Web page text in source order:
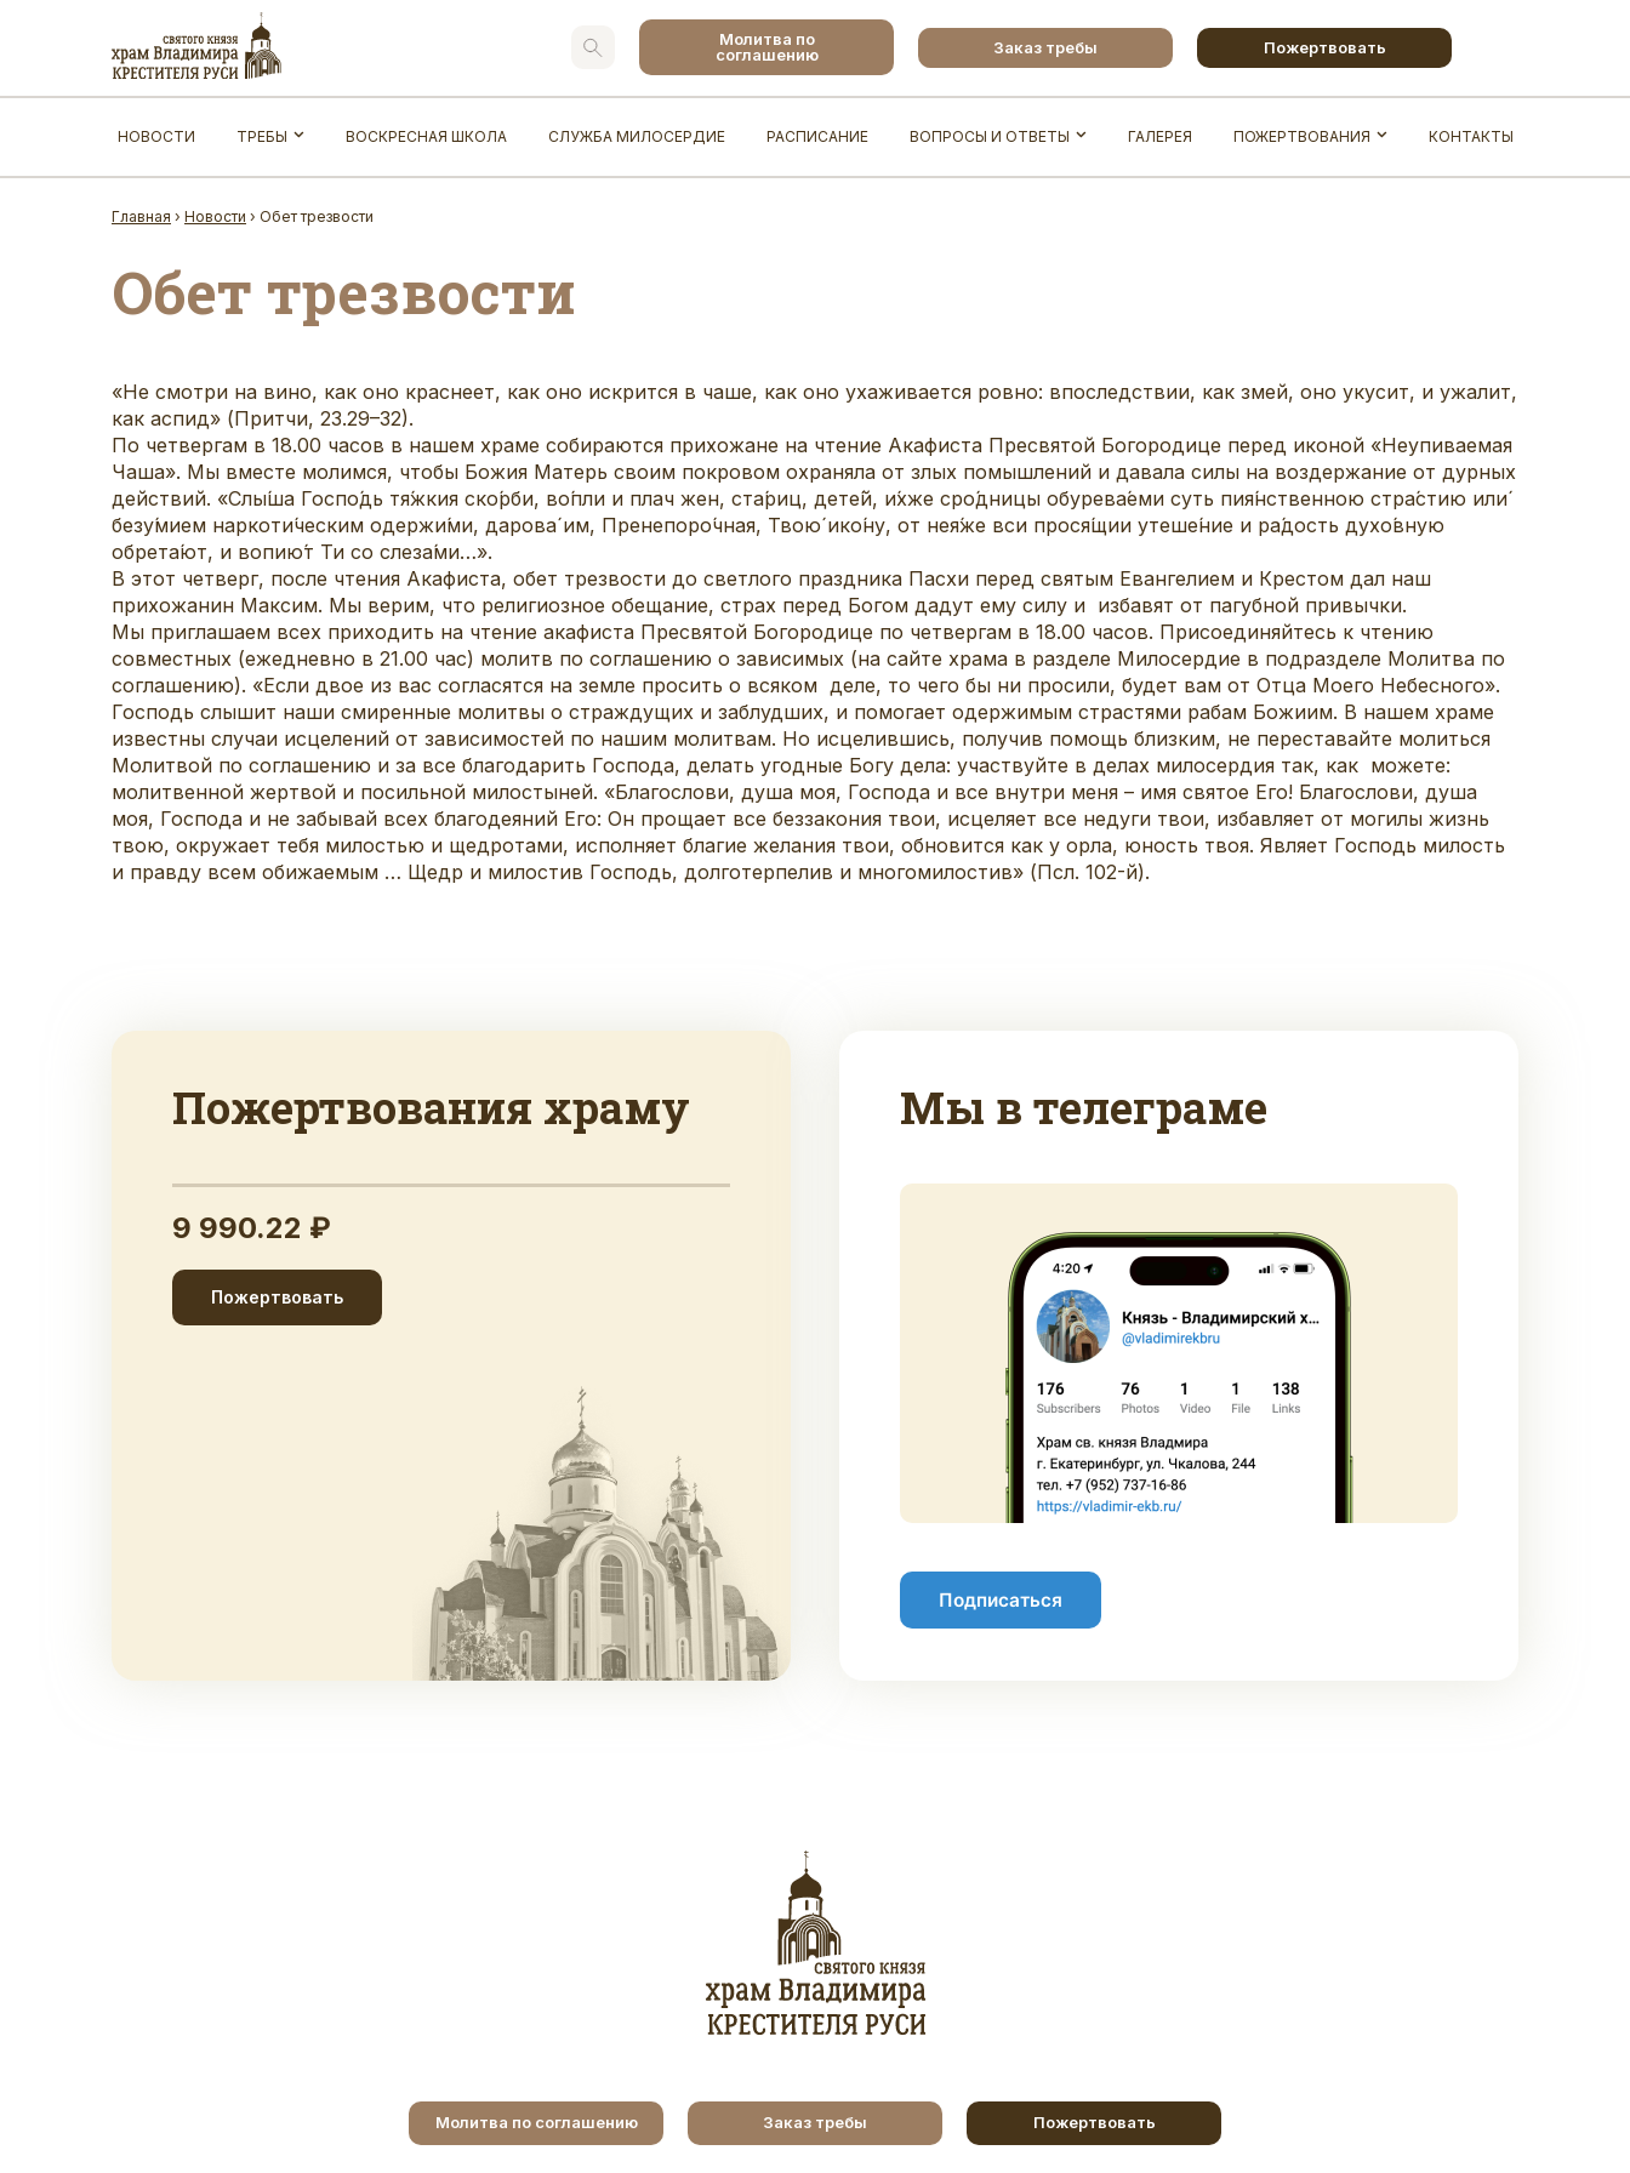
Молитва по
соглашению
Заказ требы Пожертвовать
НОВОСТИ ТРЕБЫ ВОСКРЕСНАЯ ШКОЛА СЛУЖБА МИЛОСЕРДИЕ РАСПИСАНИЕ ВОПРОСЫ И ОТВЕТЫ ГАЛЕРЕЯ ПОЖЕРТВОВАНИЯ КОНТАКТЫ
Главная › Новости › Обет трезвости
Обет трезвости
«Не смотри на вино, как оно краснеет, как оно искрится в чаше, как оно ухаживается ровно: впоследствии, как змей, оно укусит, и ужалит,
как аспид» (Притчи, 23.29–32).
По четвергам в 18.00 часов в нашем храме собираются прихожане на чтение Акафиста Пресвятой Богородице перед иконой «Неупиваемая
Чаша». Мы вместе молимся, чтобы Божия Матерь своим покровом охраняла от злых помышлений и давала силы на воздержание от дурных
действий. «Слы́ша Госпо́дь тя́жкия ско́рби, во́пли и плач жен, ста́риц, дете́й, и́хже сро́дницы обурева́еми суть пия́нственною стра́стию или́
безу́мием наркоти́ческим одержи́ми, дарова́ им, Пренепоро́чная, Твою́ ико́ну, от нея́же вси прося́щии утеше́ние и ра́дость духо́вную
обрета́ют, и вопию́т Ти со слеза́ми…».
В этот четверг, после чтения Акафиста, обет трезвости до светлого праздника Пасхи перед святым Евангелием и Крестом дал наш
прихожанин Максим. Мы верим, что религиозное обещание, страх перед Богом дадут ему силу и избавят от пагубной привычки.
Мы приглашаем всех приходить на чтение акафиста Пресвятой Богородице по четвергам в 18.00 часов. Присоединяйтесь к чтению
совместных (ежедневно в 21.00 час) молитв по соглашению о зависимых (на сайте храма в разделе Милосердие в подразделе Молитва по
соглашению). «Если двое из вас согласятся на земле просить о всяком деле, то чего бы ни просили, будет вам от Отца Моего Небесного».
Господь слышит наши смиренные молитвы о страждущих и заблудших, и помогает одержимым страстями рабам Божиим. В нашем храме
известны случаи исцелений от зависимостей по нашим молитвам. Но исцелившись, получив помощь близким, не переставайте молиться
Молитвой по соглашению и за все благодарить Господа, делать угодные Богу дела: участвуйте в делах милосердия так, как можете:
молитвенной жертвой и посильной милостыней. «Благослови, душа моя, Господа и все внутри меня – имя святое Его! Благослови, душа
моя, Господа и не забывай всех благодеяний Его: Он прощает все беззакония твои, исцеляет все недуги твои, избавляет от могилы жизнь
твою, окружает тебя милостью и щедротами, исполняет благие желания твои, обновится как у орла, юность твоя. Являет Господь милость
и правду всем обижаемым … Щедр и милостив Господь, долготерпелив и многомилостив» (Псл. 102-й).
Пожертвования храму
9 990.22 ₽
Пожертвовать
Мы в телеграме
Подписаться
Молитва по соглашению Заказ требы Пожертвовать